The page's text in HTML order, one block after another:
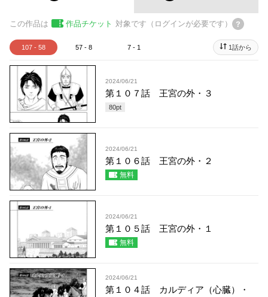
この作品は 作品チケット 対象です（ログインが必要です）
107 - 58 57 - 8 7 - 1 1話から
2024/06/21
第１０７話 王宮の外・３
80pt
2024/06/21
第１０６話 王宮の外・２
無料
2024/06/21
第１０５話 王宮の外・１
無料
2024/06/21
第１０４話 カルディア（心臓）・